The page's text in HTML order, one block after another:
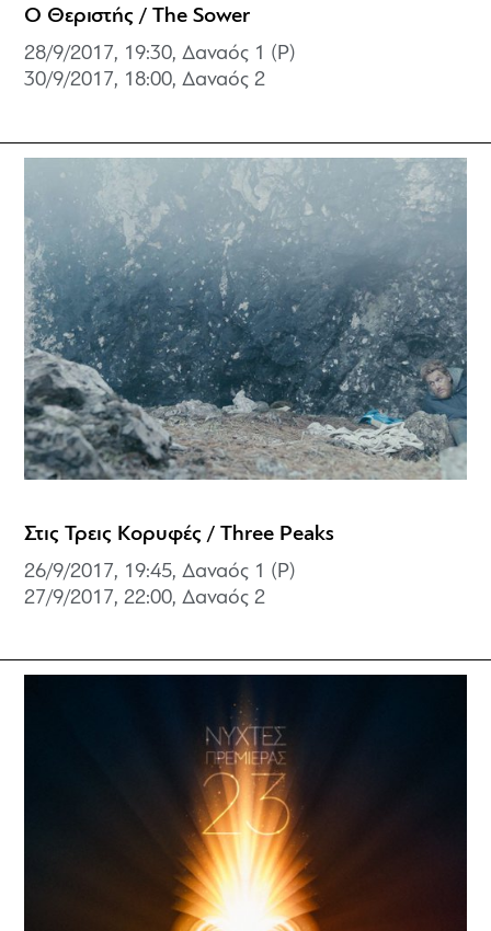
Ο Θεριστής / The Sower
28/9/2017, 19:30, Δαναός 1 (P)
30/9/2017, 18:00,Δαναός 2
Στις Τρεις Κορυφές / Three Peaks
26/9/2017, 19:45, Δαναός 1 (P)
27/9/2017, 22:00,Δαναός 2